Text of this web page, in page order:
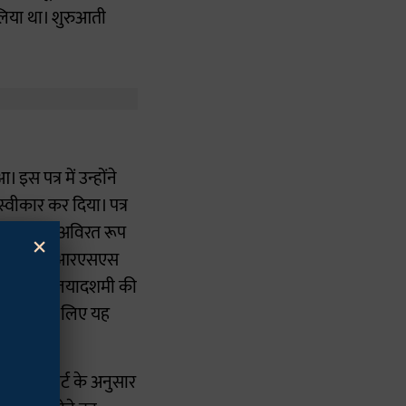
था। शुरुआती
इस पत्र में उन्होंने
कर दिया। पत्र
के प्रति अविरत रूप
खबर को "आरएसएस
विजयादशमी की
कि उनके लिए यह
है. रिपोर्ट के अनुसार
×